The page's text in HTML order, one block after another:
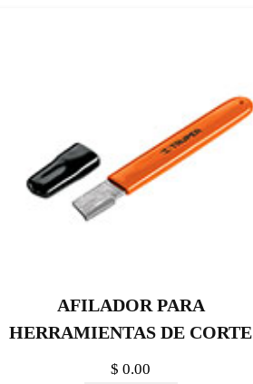
AFILADOR PARA
HERRAMIENTAS DE CORTE
$ 0.00